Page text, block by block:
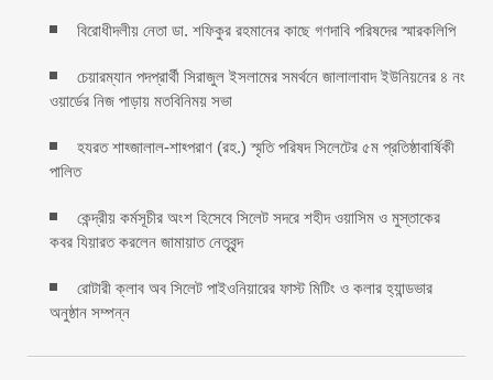
বিরোধীদলীয় নেতা ডা. শফিকুর রহমানের কাছে গণদাবি পরিষদের স্মারকলিপি ‎
চেয়ারম্যান পদপ্রার্থী সিরাজুল ইসলামের সমর্থনে জালালাবাদ ইউনিয়নের ৪ নং
ওয়ার্ডের নিজ পাড়ায় মতবিনিময় সভা
হযরত শাহ্জালাল-শাহ্পরাণ (রহ.) স্মৃতি পরিষদ সিলেটের ৫ম প্রতিষ্ঠাবার্ষিকী
পালিত ‎​
কেন্দ্রীয় কর্মসূচীর অংশ হিসেবে সিলেট সদরে শহীদ ওয়াসিম ও মুস্তাকের
কবর যিয়ারত করলেন জামায়াত নেতৃবৃন্দ ‎
রোটারী ক্লাব অব সিলেট পাইওনিয়ারের ফাস্ট মিটিং ও কলার হ্যান্ডভার
অনুষ্ঠান সম্পন্ন